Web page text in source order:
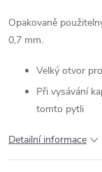
Opakovaně
0,7 mm.
Velký otvor
Při vysávání
tomto pytli
Detailní informace